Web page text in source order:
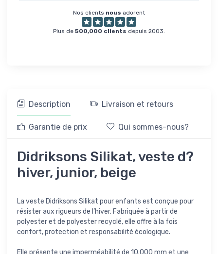
Nos clients nous adorent
Plus de 500,000 clients depuis 2003.
Description Livraison et retours
Garantie de prix Qui sommes-nous?
Didriksons Silikat, veste d?
hiver, junior, beige
La veste Didriksons Silikat pour enfants est conçue pour
résister aux rigueurs de l’hiver. Fabriquée à partir de
polyester et de polyester recyclé, elle offre à la fois
confort, protection et responsabilité écologique.
Elle présente une imperméabilité de 10.000 mm et une